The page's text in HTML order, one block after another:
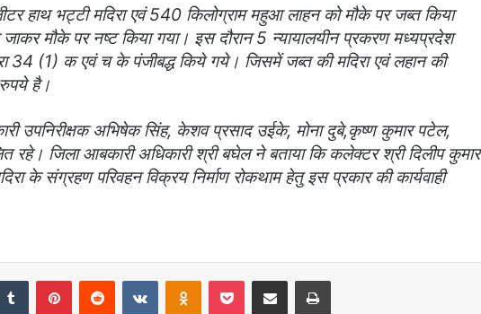
हाथ भट्टी मदिरा एवं 540 किलोग्राम महुआ लाहन को मौके पर जब्त किया
मौके पर नष्ट किया गया। इस दौरान 5 न्यायालयीन प्रकरण मध्यप्रदेश
34 (1) क एवं च के पंजीबद्ध किये गये। जिसमें जब्त की मदिरा एवं लहान की
है।
उपनिरीक्षक अभिषेक सिंह, केशव प्रसाद उईके, मोना दुबे,कृष्ण कुमार पटेल,
रहे। जिला आबकारी अधिकारी श्री बघेल ने बताया कि कलेक्टर श्री दिलीप कुमार
के संग्रहण परिवहन विक्रय निर्माण रोकथाम हेतु इस प्रकार की कार्यवाही